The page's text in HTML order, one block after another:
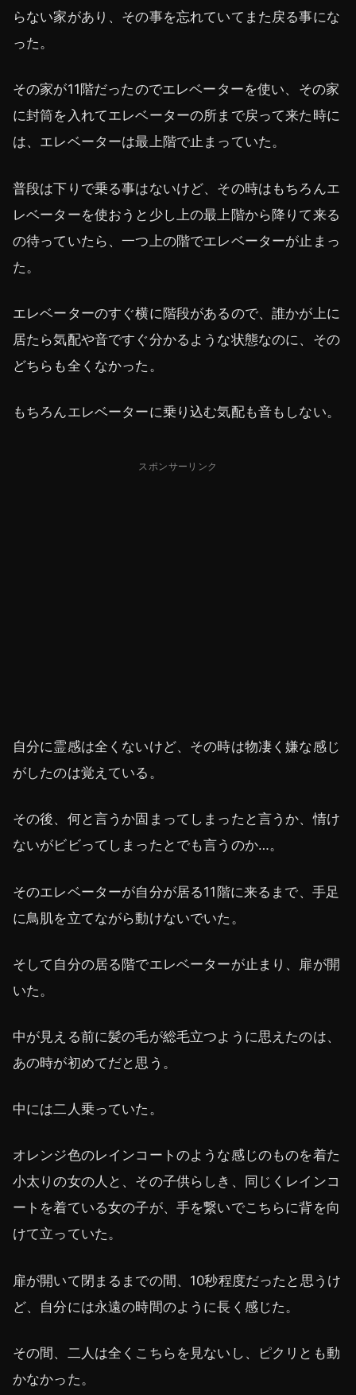
らない家があり、その事を忘れていてまた戻る事にな
った。
その家が11階だったのでエレベーターを使い、その家
に封筒を入れてエレベーターの所まで戻って来た時に
は、エレベーターは最上階で止まっていた。
普段は下りで乗る事はないけど、その時はもちろんエ
レベーターを使おうと少し上の最上階から降りて来る
の待っていたら、一つ上の階でエレベーターが止まっ
た。
エレベーターのすぐ横に階段があるので、誰かが上に
居たら気配や音ですぐ分かるような状態なのに、その
どちらも全くなかった。
もちろんエレベーターに乗り込む気配も音もしない。
スポンサーリンク
自分に霊感は全くないけど、その時は物凄く嫌な感じ
がしたのは覚えている。
その後、何と言うか固まってしまったと言うか、情け
ないがビビってしまったとでも言うのか…。
そのエレベーターが自分が居る11階に来るまで、手足
に鳥肌を立てながら動けないでいた。
そして自分の居る階でエレベーターが止まり、扉が開
いた。
中が見える前に髪の毛が総毛立つように思えたのは、
あの時が初めてだと思う。
中には二人乗っていた。
オレンジ色のレインコートのような感じのものを着た
小太りの女の人と、その子供らしき、同じくレインコ
ートを着ている女の子が、手を繋いでこちらに背を向
けて立っていた。
扉が開いて閉まるまでの間、10秒程度だったと思うけ
ど、自分には永遠の時間のように長く感じた。
その間、二人は全くこちらを見ないし、ピクリとも動
かなかった。